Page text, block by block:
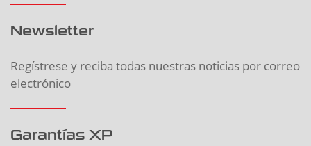
Newsletter
Regístrese y reciba todas nuestras noticias por correo
electrónico
Garantías XP